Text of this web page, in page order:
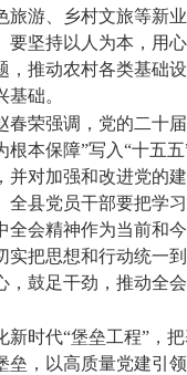
旅游、乡村文旅等新
要坚持以人为本，用
，推动农村各类基础
基础。
荣强调，党的二十届
根本保障”写入“十五
并对加强和改进党的
全县党员干部要把学
全会精神作为当前和
实把思想和行动统一
，鼓足干劲，推动全
时代“堡垒工程”，把
垒，以高质量党建引领